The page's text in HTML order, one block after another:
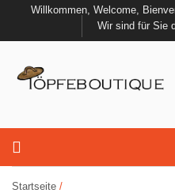
Willkommen, Welcome,
Wir sind für Sie
Startseite /